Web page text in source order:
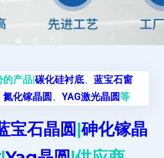
的产品|碳化硅衬底、 蓝宝石窗
氮化镓晶圆、 YAG激光晶圆等
宝石晶圆|砷化镓晶